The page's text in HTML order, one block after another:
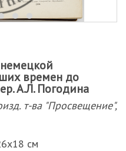
времен до
А.Л. Погодина
т-ва "Просвещение",
см